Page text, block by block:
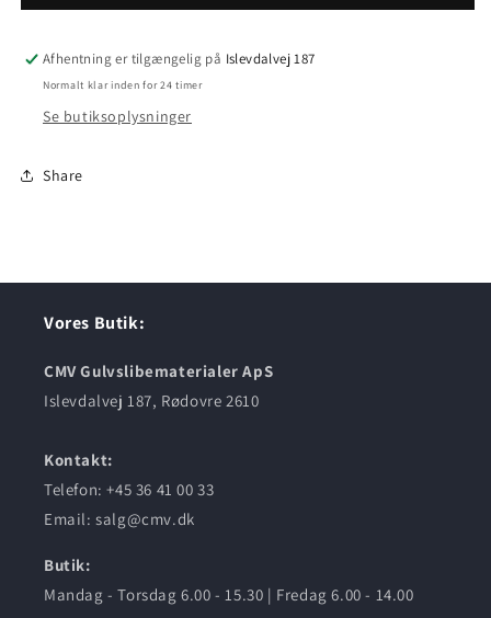
P240
P240
Afhentning er tilgængelig på Islevdalvej 187
Normalt klar inden for 24 timer
Se butiksoplysninger
Share
Vores Butik:
CMV Gulvslibematerialer ApS
Islevdalvej 187, Rødovre 2610
Kontakt:
Telefon: +45 36 41 00 33
Email: salg@cmv.dk
Butik:
Mandag - Torsdag 6.00 - 15.30 | Fredag 6.00 - 14.00